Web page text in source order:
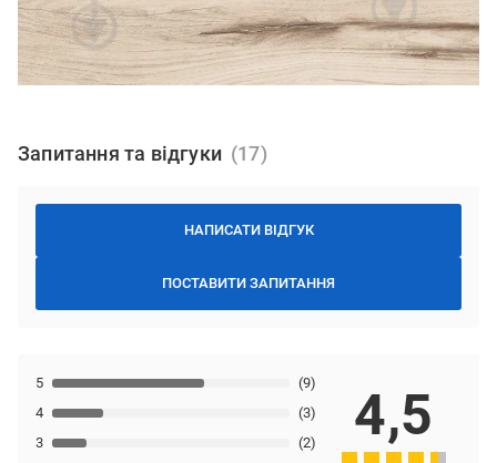
Запитання та відгуки
НАПИСАТИ ВІДГУК
ПОСТАВИТИ ЗАПИТАННЯ
3 (2)
4 (3)
5 (9)
4,5